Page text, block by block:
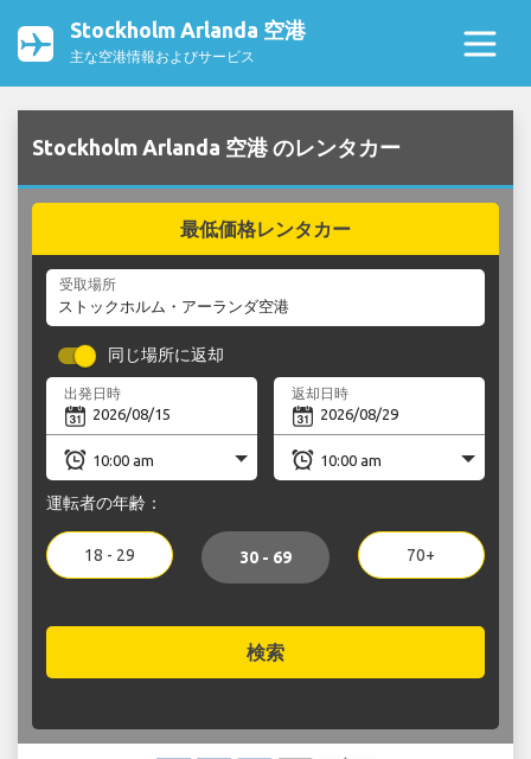
Stockholm Arlanda 空港
主な空港情報およびサービス
Stockholm Arlanda 空港 のレンタカー
最低価格レンタカー
受取場所
同じ場所に返却
出発日時 返却日時
運転者の年齢：
18 - 29 30 - 69 70+
検索